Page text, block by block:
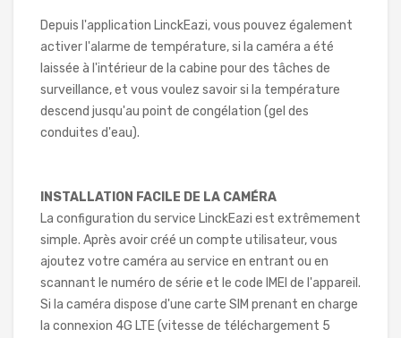
Depuis l'application LinckEazi, vous pouvez également
activer l'alarme de température, si la caméra a été
laissée à l'intérieur de la cabine pour des tâches de
surveillance, et vous voulez savoir si la température
descend jusqu'au point de congélation (gel des
conduites d'eau).
INSTALLATION FACILE DE LA CAMÉRA
La configuration du service LinckEazi est extrêmement
simple. Après avoir créé un compte utilisateur, vous
ajoutez votre caméra au service en entrant ou en
scannant le numéro de série et le code IMEI de l'appareil.
Si la caméra dispose d'une carte SIM prenant en charge
la connexion 4G LTE (vitesse de téléchargement 5